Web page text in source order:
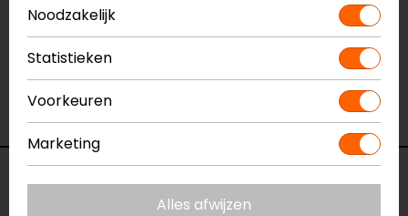
vanonze winkels
in Breda, Capelle aan den IJssel,
Eindhoven, Vianen of Apeldoorn. In de winkels kun je
het product bekijken & passen en staan onze
verkoopmedewerkers voor je klaar met advies.
Bekijk onze andere
Specificaties
Noodzakelijk
Statistieken
Voorkeuren
Marketing
Alles afwijzen